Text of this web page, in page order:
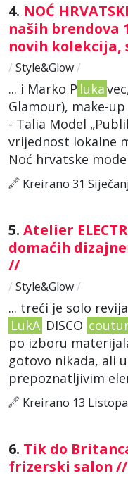
4. NOĆ
naših brendova
novih kolekcija,
/ Style&Glow/
... i Marko P luka
Glamour), make-
- Talia Model
vrijednost lokalne
Noć hrvatske mode
Kreirano 31
5. Atelier
domaćih
//
/ Style&Glow/
... treći je solo
LukA DISCO
po izboru
gotovo nikada, ali
prepoznatljivim
Kreirano 13
6. Tik do
frizerski salon //